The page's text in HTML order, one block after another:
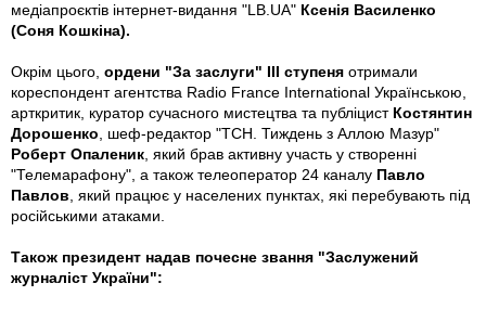
медіапроєктів інтернет-видання "LB.UA" Ксенія Василенко
(Соня Кошкіна).
Окрім цього, ордени "За заслуги" ІІІ ступеня отримали
кореспондент агентства Radio France International Українською,
арткритик, куратор сучасного мистецтва та публіцист Костянтин
Дорошенко, шеф-редактор "ТСН. Тиждень з Аллою Мазур"
Роберт Опаленик, який брав активну участь у створенні
"Телемарафону", а також телеоператор 24 каналу Павло
Павлов, який працює у населених пунктах, які перебувають під
російськими атаками.
Також президент надав почесне звання "Заслужений
журналіст України":